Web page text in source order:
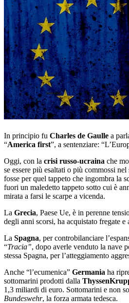
In principio fu Charles de Gaulle a
“America first”, a sentenziare:
Oggi, con la crisi russo-ucraina che
se essere più esaltati o più commossi nel
fosse per quel tappeto che ingombra la
fuori un maledetto tappeto sotto cui è
mirata a farsi le scarpe a vicenda.
La Grecia, Paese Ue, è in perenne
degli anni scorsi, ha acquistato fregate
La Spagna, per controbilanciare
“Tracia”, dopo averle venduto la nave
stessa Spagna, per l’atteggiamento
Anche “l’ecumenica” Germania ha
sottomarini prodotti dalla
1,3 miliardi di euro. Sottomarini e non
Bundeswehr, la forza armata tedesca.